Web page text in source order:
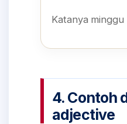
Katanya
4. Contoh
adjective